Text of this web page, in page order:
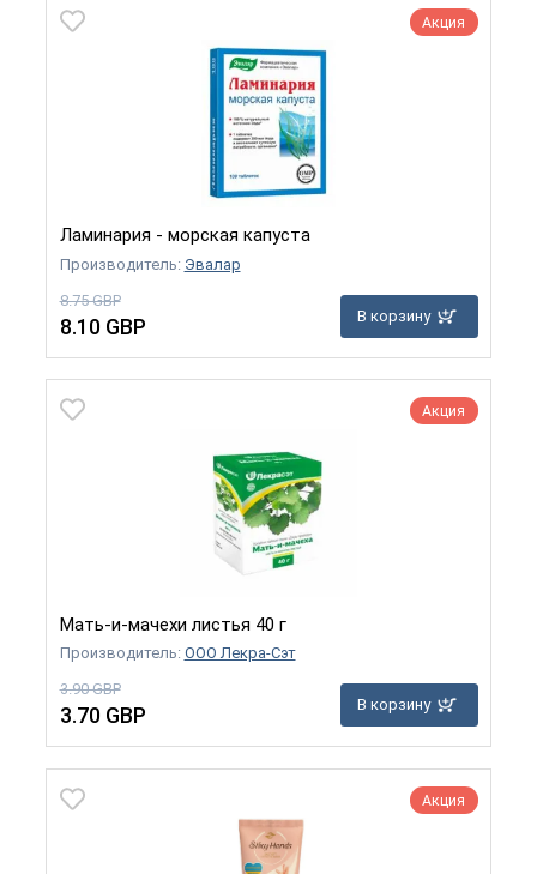
Акция
Ламинария - морская капуста
Производитель: Эвалар
8.75 GBP
8.10 GBP В корзину
Акция
Мать-и-мачехи листья 40 г
Производитель: ООО Лекра-Сэт
3.90 GBP
3.70 GBP В корзину
Акция